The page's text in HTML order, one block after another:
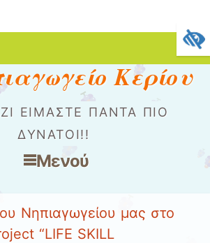
Κερίου
ΕΊΜΑΣΤΕ ΠΆΝΤΑ ΠΙΟ
ΔΥΝΑΤΟΊ!!
Μενού
Νηπιαγωγείου μας στο
“LIFE SKILL